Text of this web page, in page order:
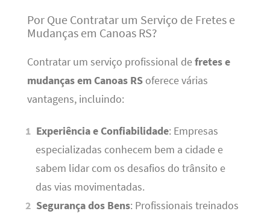
Por Que Contratar um Serviço de Fretes e
Mudanças em Canoas RS?
Contratar um serviço profissional defretes e
mudanças em Canoas RSoferece várias
vantagens, incluindo:
Experiência e Confiabilidade: Empresas
especializadas conhecem bem a cidade e
sabem lidar com os desafios do trânsito e
das vias movimentadas.
Segurança dos Bens: Profissionais treinados